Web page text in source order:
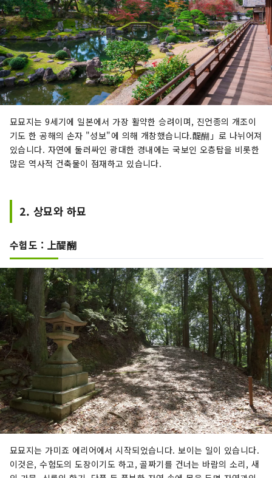
묘묘지는 9세기에 일본에서 가장 활약한 승려이며, 진언종의 개조이
기도 한 공해의 손자 "성보"에 의해 개창했습니다.醍醐」로 나뉘어져
있습니다. 자연에 둘러싸인 광대한 경내에는 국보인 오층탑을 비롯한
많은 역사적 건축물이 점재하고 있습니다.
2. 상묘와 하묘
수험도 : 上醍醐
묘묘지는 가미죠 에리어에서 시작되었습니다. 보이는 일이 있습니다.
이것은, 수험도의 도장이기도 하고, 골짜기를 건너는 바람의 소리, 새